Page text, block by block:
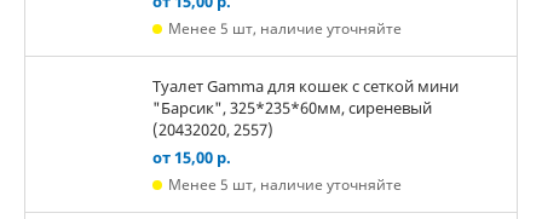
Менее 5 шт, наличие уточняйте
Туалет Gamma для кошек c сеткой мини
"Барсик", 325*235*60мм, сиреневый
(20432020, 2557)
от 15,00 р.
Менее 5 шт, наличие уточняйте